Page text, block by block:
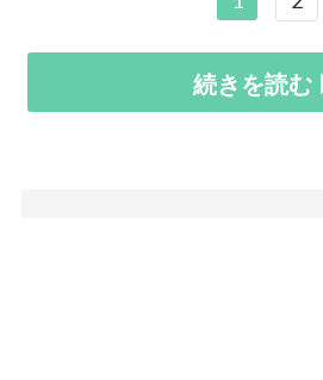
続きを読む